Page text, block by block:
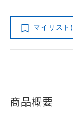
マイリスト
商品概要